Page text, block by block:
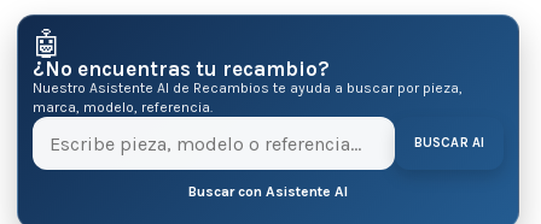
🤖
¿No encuentras tu recambio?
Nuestro Asistente AI de Recambios te ayuda a buscar por pieza,
marca, modelo, referencia.
BUSCAR AI
Buscar con Asistente AI